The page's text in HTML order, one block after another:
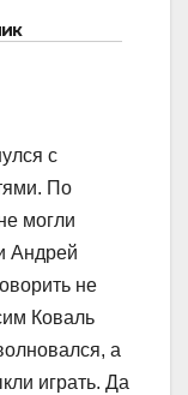
с
По
могли
Андрей
не
Коваль
а
играть. Да